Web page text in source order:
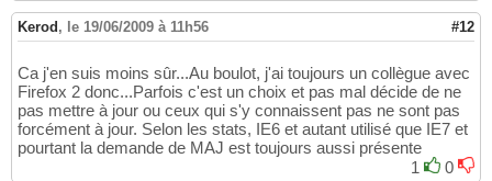
Kerod , le 19/06/2009 à 11h56 #12
Ca j'en suis moins sûr...Au boulot, j'ai toujours un collègue avec
Firefox 2 donc...Parfois c'est un choix et pas mal décide de ne
pas mettre à jour ou ceux qui s'y connaissent pas ne sont pas
forcément à jour. Selon les stats, IE6 et autant utilisé que IE7 et
pourtant la demande de MAJ est toujours aussi présente
1
0